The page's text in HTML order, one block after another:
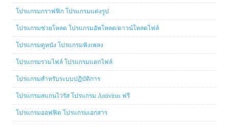
โปรแกรมกราฟฟิก โปรแกรมแต่งรูป
โปรแกรมช่วยโหลด โปรแกรมอัพโหลด/ดาวน์โหลดไฟล์
โปรแกรมดูหนัง โปรแกรมฟังเพลง
โปรแกรมรวมไฟล์ โปรแกรมแตกไฟล์
โปรแกรมสำหรับระบบปฏิบัติการ
โปรแกรมสแกนไวรัส โปรแกรม Antivirus ฟรี
โปรแกรมออฟฟิต โปรแกรมเอกสาร